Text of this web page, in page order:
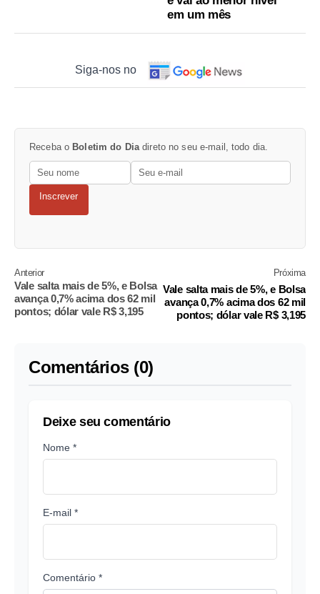
em um mês
Siga-nos no
Receba o Boletim do Diadireto no seu e-mail, todo dia.
Inscrever
Anterior
Vale salta mais de 5%, e Bolsa
avança 0,7% acima dos 62 mil
pontos; dólar vale R$ 3,195
Próxima
Vale salta mais de 5%, e Bolsa
avança 0,7% acima dos 62 mil
pontos; dólar vale R$ 3,195
Comentários (0)
Deixe seu comentário
Nome *
E-mail *
Comentário *